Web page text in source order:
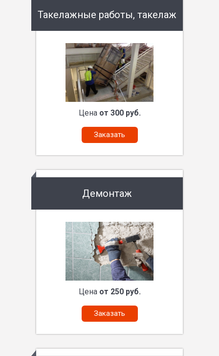
Такелажные работы, такелаж
Цена от 300 руб.
Заказать
Демонтаж
Цена от 250 руб.
Заказать